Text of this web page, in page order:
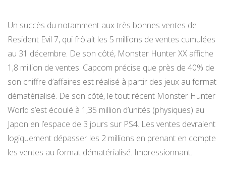
Un succès du notamment aux très bonnes ventes de
Resident Evil 7, qui frôlait les 5 millions de ventes cumulées
au 31 décembre. De son côté, Monster Hunter XX affiche
1,8 million de ventes. Capcom précise que près de 40% de
son chiffre d’affaires est réalisé à partir des jeux au format
dématérialisé. De son côté, le tout récent Monster Hunter
World s’est écoulé à 1,35 million d’unités (physiques) au
Japon en l’espace de 3 jours sur PS4. Les ventes devraient
logiquement dépasser les 2 millions en prenant en compte
les ventes au format dématérialisé. Impressionnant.